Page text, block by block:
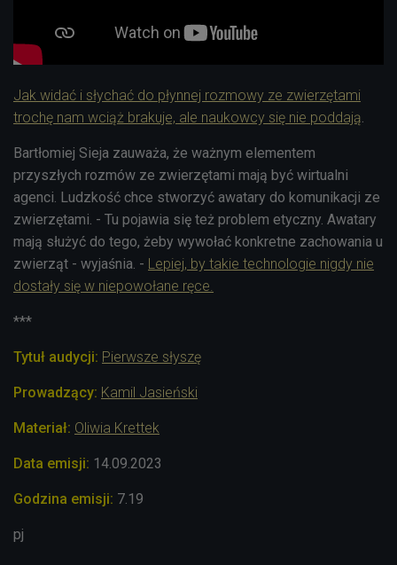
Jak widać i słychać do płynnej rozmowy ze zwierzętami
trochę nam wciąż brakuje, ale naukowcy się nie poddają.
Bartłomiej Sieja zauważa, że ważnym elementem
przyszłych rozmów ze zwierzętami mają być wirtualni
agenci. Ludzkość chce stworzyć awatary do komunikacji ze
zwierzętami. - Tu pojawia się też problem etyczny. Awatary
mają służyć do tego, żeby wywołać konkretne zachowania u
zwierząt - wyjaśnia. - Lepiej, by takie technologie nigdy nie
dostały się w niepowołane ręce.
***
Tytuł audycji: Pierwsze słyszę
Prowadzący: Kamil Jasieński
Materiał: Oliwia Krettek
Data emisji: 14.09.2023
Godzina emisji: 7.19
pj